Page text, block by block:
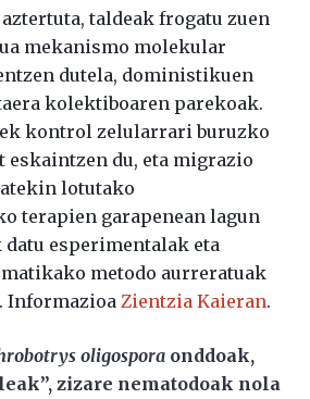
taldeak frogatu zuen
mekanismo molekular
dutela, doministikuen
kolektiboaren parekoak.
kontrol zelularrari buruzko
eskaintzen du, eta migrazio
lotutako
terapien garapenean lagun
esperimentalak eta
metodo aurreratuak
Informazioa Zientzia Kaieran.
oligospora onddoak,
zizare nematodoak nola